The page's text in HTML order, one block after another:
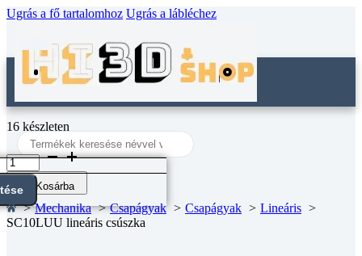
Ugrás a fő tartalomhoz Ugrás a lábléchez
Search
...
16 készleten
SC10LUU
lineáris
csúszka
mennyiség
Kosárba
Mechanika Csapágyak Csapágyak
Lineáris
SC10LUU lineáris csúszka